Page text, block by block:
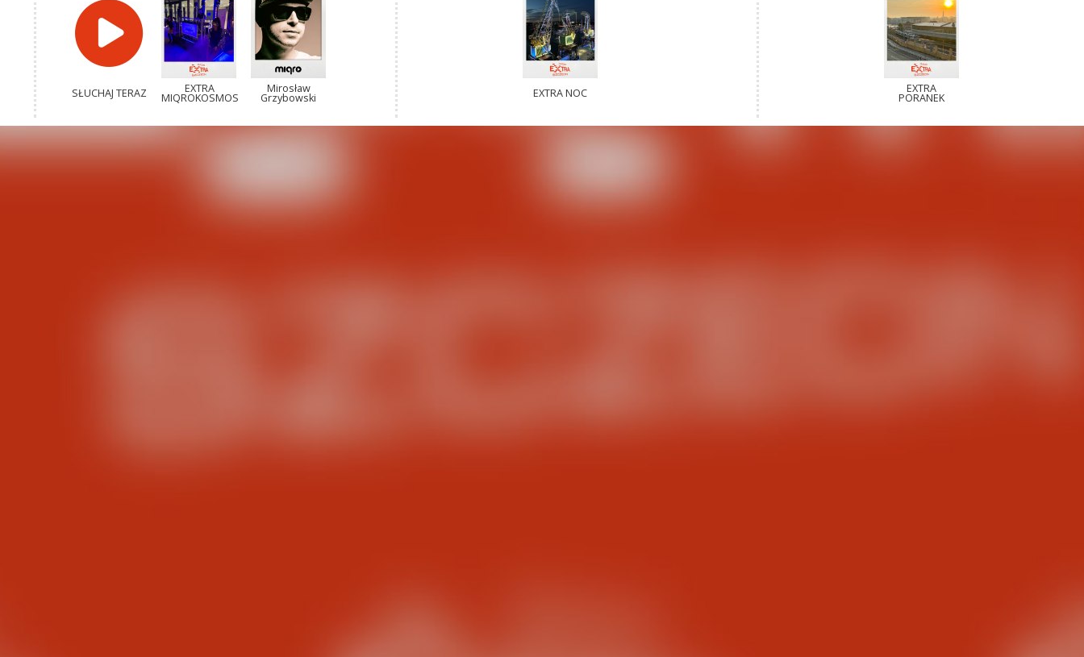
SŁUCHAJ TERAZ EXTRA
MIQROKOSMOS
Mirosław
Grzybowski EXTRA NOC EXTRA
PORANEK